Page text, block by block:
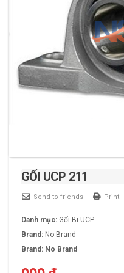
GỐI UCP 211
Send to friends Print
Danh mục: Gối Bi UCP
Brand: No Brand
Brand: No Brand